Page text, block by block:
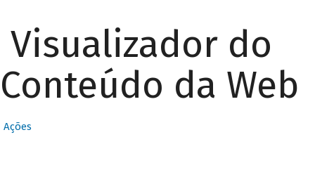
Visualizador do
Conteúdo da Web
Ações